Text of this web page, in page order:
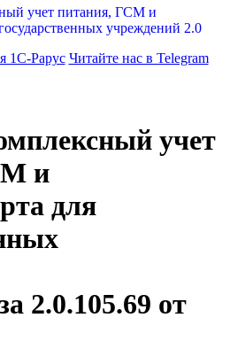
учет питания, ГСМ и
учреждений 2.0
1С-Рарус Читайте нас в Telegram
учет
и
для
2.0.105.69 от